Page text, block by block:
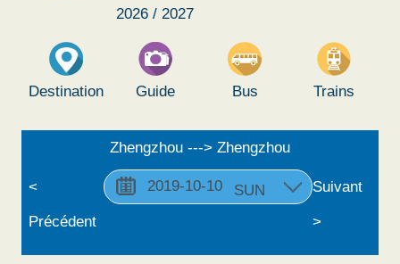
2026 / 2027
Destination Guide Bus Trains
Zhengzhou ---> Zhengzhou
<
Précédent
SUN
Suivant
>